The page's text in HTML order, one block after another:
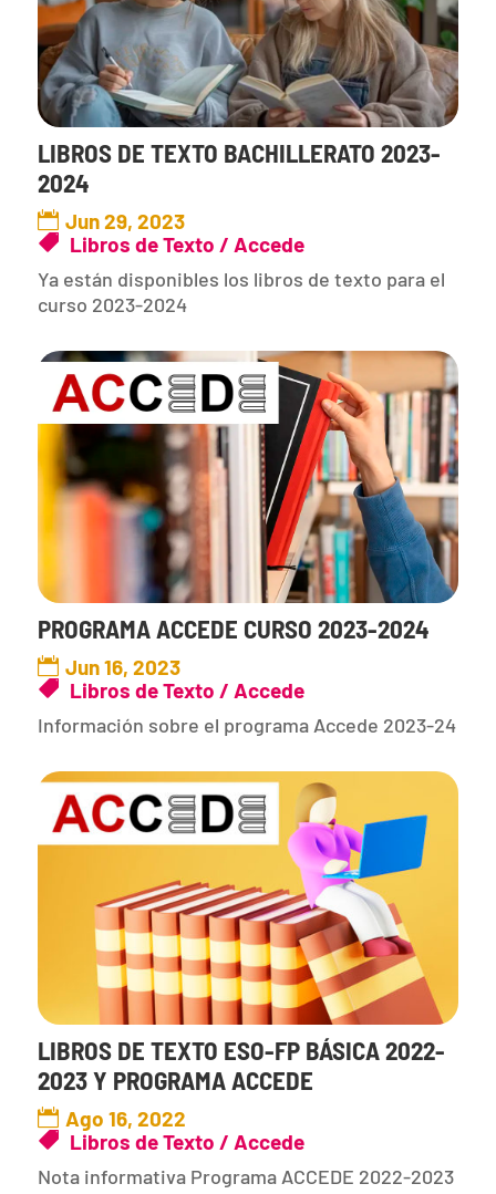
LIBROS DE TEXTO BACHILLERATO 2023-
2024
Jun 29, 2023
Libros de Texto / Accede
Ya están disponibles los libros de texto para el
curso 2023-2024
PROGRAMA ACCEDE CURSO 2023-2024
Jun 16, 2023
Libros de Texto / Accede
Información sobre el programa Accede 2023-24
LIBROS DE TEXTO ESO-FP BÁSICA 2022-
2023 Y PROGRAMA ACCEDE
Ago 16, 2022
Libros de Texto / Accede
Nota informativa Programa ACCEDE 2022-2023